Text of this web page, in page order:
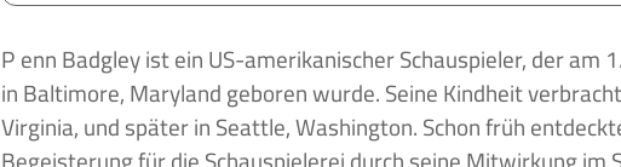
Penn Badgley ist ein US-amerikanischer Schauspieler, der am 1. November 1986
in Baltimore, Maryland geboren wurde. Seine Kindheit
Virginia, und später in Seattle, Washington. Schon früh